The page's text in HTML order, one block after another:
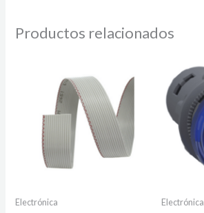
Productos relacionados
Electrónica Electrónica